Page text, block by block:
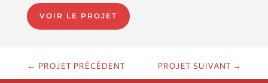
VOIR LE PROJET
← PROJET PRÉCÉDENT PROJET SUIVANT→